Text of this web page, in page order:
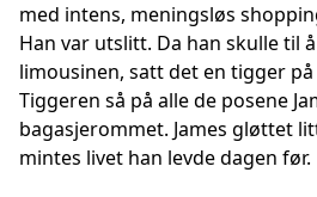
med intens, meningsløs
Han var utslitt. Da han skulle til
limousinen, satt det en tigger
Tiggeren så på alle de posene
bagasjerommet. James gløttet
mintes livet han levde dagen før.